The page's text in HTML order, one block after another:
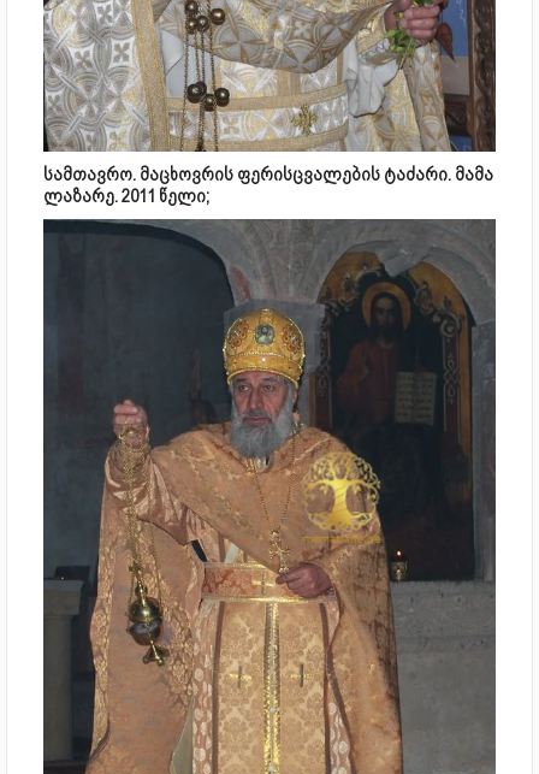
სამთავრო. მაცხოვრის ფერისცვალების ტაძარი. მამა
ლაზარე. 2011 წელი;